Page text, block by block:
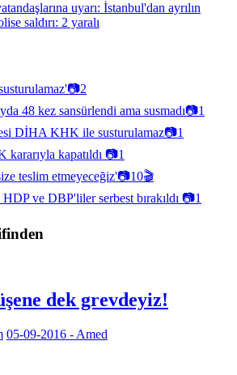
uyarı: İstanbul'dan ayrılın
saldırı: 2 yaralı
📷2
48 kez sansürlendi ama susmadı📷1
DİHA KHK ile susturulamaz📷1
kapatıldı 📷1
teslim etmeyeceğiz'📷10🎬
ve DBP'liler serbest bırakıldı 📷1
dek grevdeyiz!
05-09-2016 - Amed